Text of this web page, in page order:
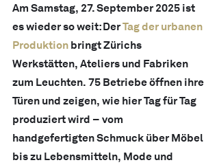
Am Samstag, 27. September 2025 ist
es wieder so weit: Der Tag der urbanen
Produktion bringt Zürichs
Werkstätten, Ateliers und Fabriken
zum Leuchten. 75 Betriebe öffnen ihre
Türen und zeigen, wie hier Tag für Tag
produziert wird – vom
handgefertigten Schmuck über Möbel
bis zu Lebensmitteln, Mode und